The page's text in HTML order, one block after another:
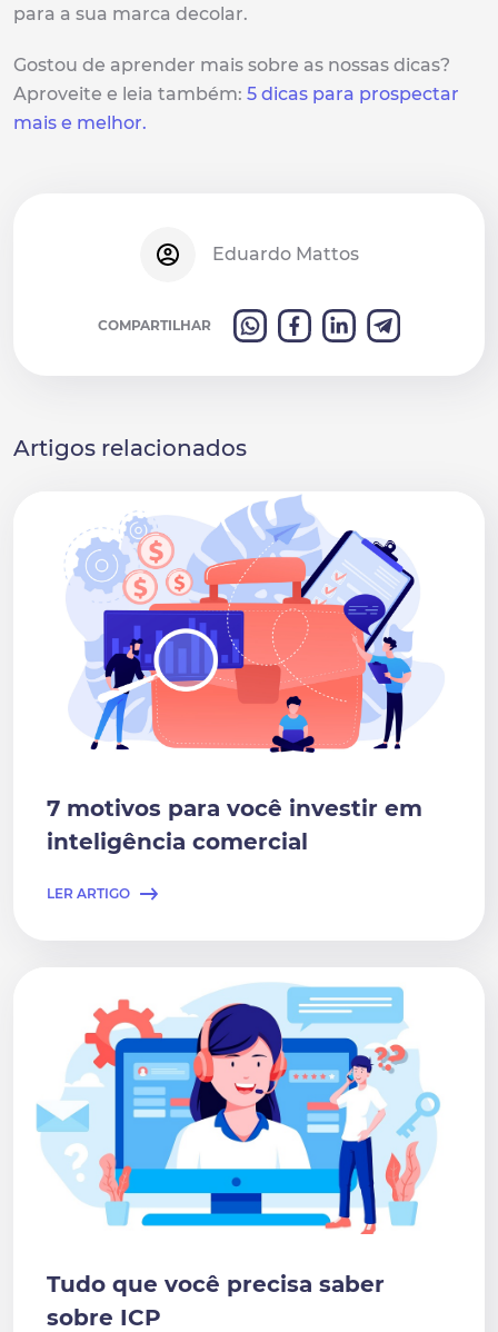
para a sua marca decolar.
Gostou de aprender mais sobre as nossas dicas?
Aproveite e leia também: 5 dicas para prospectar
mais e melhor.
Eduardo Mattos
COMPARTILHAR
Artigos relacionados
7 motivos para você investir em
inteligência comercial
LER ARTIGO
Tudo que você precisa saber
sobre ICP